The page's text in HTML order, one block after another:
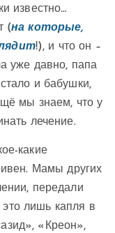
известно…
(на которые,
!), и что он –
уже давно, папа
и бабушки,
мы знаем, что у
лечение.
какие
Мамы других
передали
лишь капля в
«Креон»,